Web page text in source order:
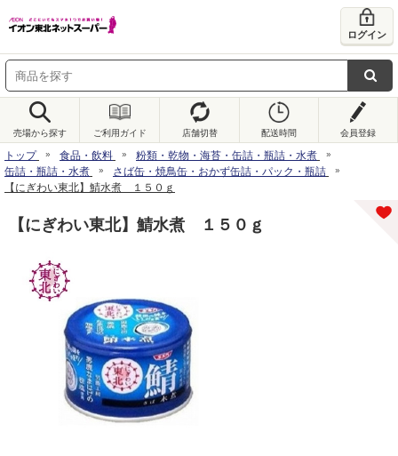
ログイン
売場から探す ご利用ガイド 店舗切替 配送時間 会員登録
トップ 食品・飲料
粉類・乾物・海苔・缶詰・瓶詰・水煮
缶詰・瓶詰・水煮
さば缶・焼鳥缶・おかず缶詰・パック・瓶詰
【にぎわい東北】鯖水煮 １５０ｇ
【にぎわい東北】鯖水煮 １５０ｇ